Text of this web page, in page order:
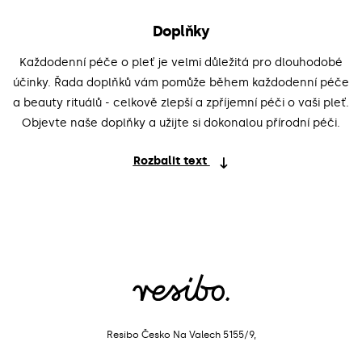
Doplňky
Každodenní péče o pleť je velmi důležitá pro dlouhodobé
účinky. Řada doplňků vám pomůže během každodenní péče
a beauty rituálů - celkově zlepší a zpříjemní péči o vaši pleť.
Objevte naše doplňky a užijte si dokonalou přírodní péči.
Rozbalit text
Resibo Česko Na Valech 5155/9,